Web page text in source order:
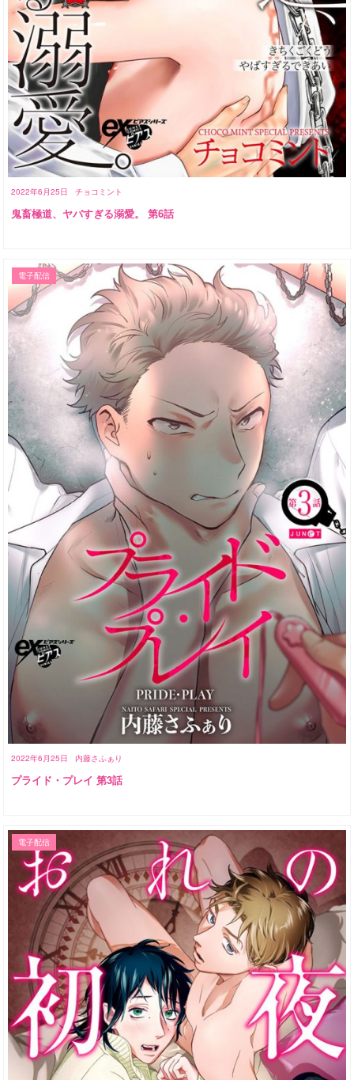
2022年6月25日 チョコミント
鬼畜極道、ヤバすぎる溺愛。 第6話
2022年6月25日 内藤さふぁり
電子配信
プライド・プレイ 第3話
電子配信